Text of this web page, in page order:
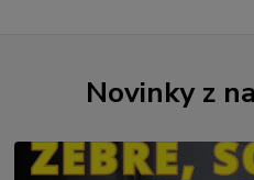
Novinky z